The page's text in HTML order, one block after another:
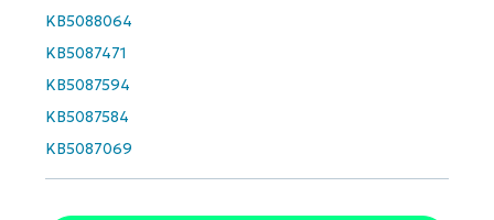
KB5088064
KB5087471
KB5087594
KB5087584
KB5087069